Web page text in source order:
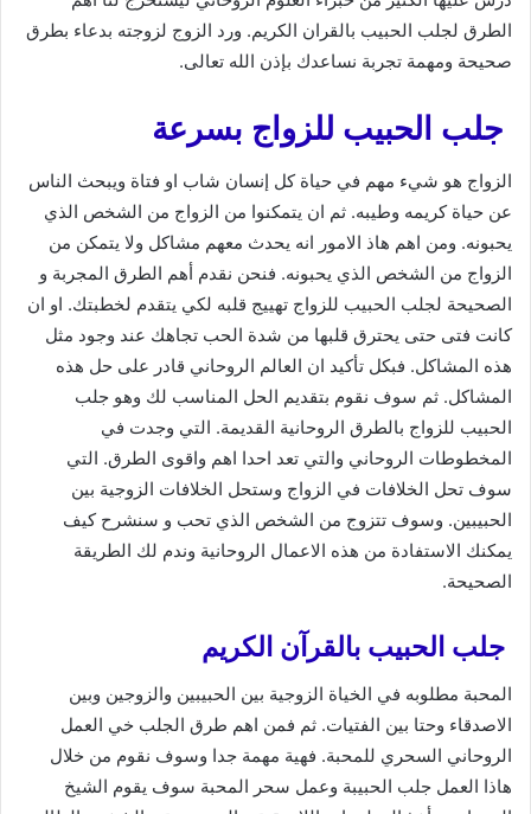
الطرق لجلب الحبيب بالقران الكريم. ورد الزوج لزوجته بدعاء بطرق
صحيحة ومهمة تجربة نساعدك بإذن الله تعالى.
جلب الحبيب للزواج بسرعة
الزواج هو شيء مهم في حياة كل إنسان شاب او فتاة ويبحث الناس
عن حياة كريمه وطيبه. ثم ان يتمكنوا من الزواج من الشخص الذي
يحبونه. ومن اهم هاذ الامور انه يحدث معهم مشاكل ولا يتمكن من
الزواج من الشخص الذي يحبونه. فنحن نقدم أهم الطرق المجربة و
الصحيحة لجلب الحبيب للزواج تهييج قلبه لكي يتقدم لخطبتك. او ان
كانت فتى حتى يحترق قلبها من شدة الحب تجاهك عند وجود مثل
هذه المشاكل. فبكل تأكيد ان العالم الروحاني قادر على حل هذه
المشاكل. ثم سوف نقوم بتقديم الحل المناسب لك وهو جلب
الحبيب للزواج بالطرق الروحانية القديمة. التي وجدت في
المخطوطات الروحاني والتي تعد احدا اهم واقوى الطرق. التي
سوف تحل الخلافات في الزواج وستحل الخلافات الزوجية بين
الحبيبين. وسوف تتزوج من الشخص الذي تحب و سنشرح كيف
يمكنك الاستفادة من هذه الاعمال الروحانية وندم لك الطريقة
الصحيحة.
جلب الحبيب بالقرآن الكريم
المحبة مطلوبه في الخياة الزوجية بين الحبيبين والزوجين وبين
الاصدقاء وحتا بين الفتيات. ثم فمن اهم طرق الجلب خي العمل
الروحاني السحري للمحبة. فهية مهمة جدا وسوف نقوم من خلال
هاذا العمل جلب الحبيبة وعمل سحر المحبة سوف يقوم الشيخ